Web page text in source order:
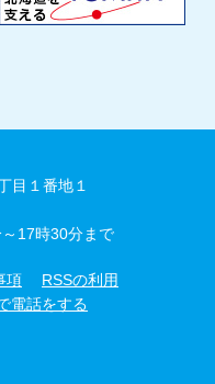
１番地１
17時30分まで
項
RSSの利用
電話をする